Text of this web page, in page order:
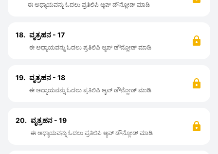
ಈ ಅಧ್ಯಾಯವನ್ನು ಓದಲು ಪ್ರತಿಲಿಪಿ ಆ್ಯಪ್ ಡೌನ್ಲೋಡ್ ಮಾಡಿ
18. ವೃತ್ರಹನ - 17
ಈ ಅಧ್ಯಾಯವನ್ನು ಓದಲು ಪ್ರತಿಲಿಪಿ ಆ್ಯಪ್ ಡೌನ್ಲೋಡ್ ಮಾಡಿ
19. ವೃತ್ರಹನ - 18
ಈ ಅಧ್ಯಾಯವನ್ನು ಓದಲು ಪ್ರತಿಲಿಪಿ ಆ್ಯಪ್ ಡೌನ್ಲೋಡ್ ಮಾಡಿ
20. ವೃತ್ರಹನ - 19
ಈ ಅಧ್ಯಾಯವನ್ನು ಓದಲು ಪ್ರತಿಲಿಪಿ ಆ್ಯಪ್ ಡೌನ್ಲೋಡ್ ಮಾಡಿ